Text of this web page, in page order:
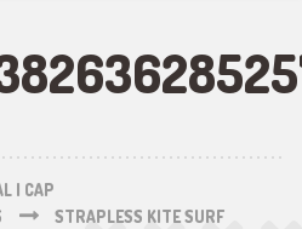
| CAP
STRAPLESS KITE SURF